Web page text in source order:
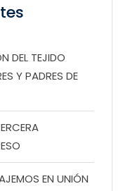
DEL TEJIDO
Y PADRES DE
EN UNIÓN